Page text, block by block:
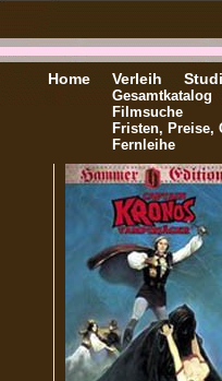
Home Verleih
Gesamtkatalog
Filmsuche
Fristen, Preise,
Fernleihe